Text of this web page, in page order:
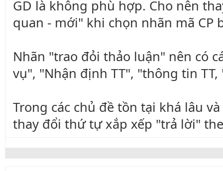
GD là không phù hợp. Cho nên
quan - mới" khi chọn nhãn mã CP
Nhãn "trao đỏi thảo luận" nên có
vụ", "Nhận định TT", "thông tin
Trong các chủ đề tồn tại khá lâu
thay đổi thứ tự xắp xếp "trả lời"